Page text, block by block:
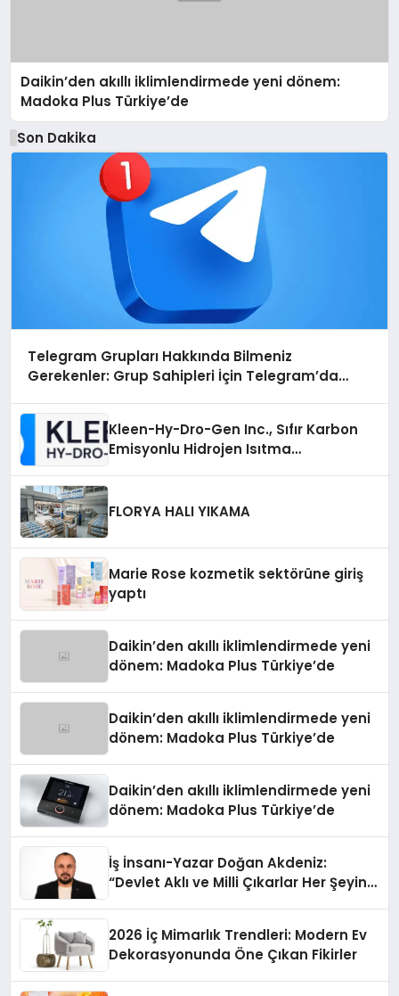
Daikin’den akıllı iklimlendirmede yeni dönem:
Madoka Plus Türkiye’de
Son Dakika
Telegram Grupları Hakkında Bilmeniz
Gerekenler: Grup Sahipleri İçin Telegram’da
Kleen-Hy-Dro-Gen Inc., Sıfır Karbon
Emisyonlu Hidrojen Isıtma
FLORYA HALI YIKAMA
Marie Rose kozmetik sektörüne giriş
yaptı
Daikin’den akıllı iklimlendirmede yeni
dönem: Madoka Plus Türkiye’de
Daikin’den akıllı iklimlendirmede yeni
dönem: Madoka Plus Türkiye’de
Daikin’den akıllı iklimlendirmede yeni
dönem: Madoka Plus Türkiye’de
İş İnsanı-Yazar Doğan Akdeniz:
“Devlet Aklı ve Milli Çıkarlar Her Şeyin
2026 İç Mimarlık Trendleri: Modern Ev
Dekorasyonunda Öne Çıkan Fikirler